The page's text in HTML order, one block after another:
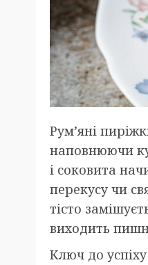
Рум’яні
наповнюючи
і соковита
перекусу чи
тісто
виходить
Ключ до